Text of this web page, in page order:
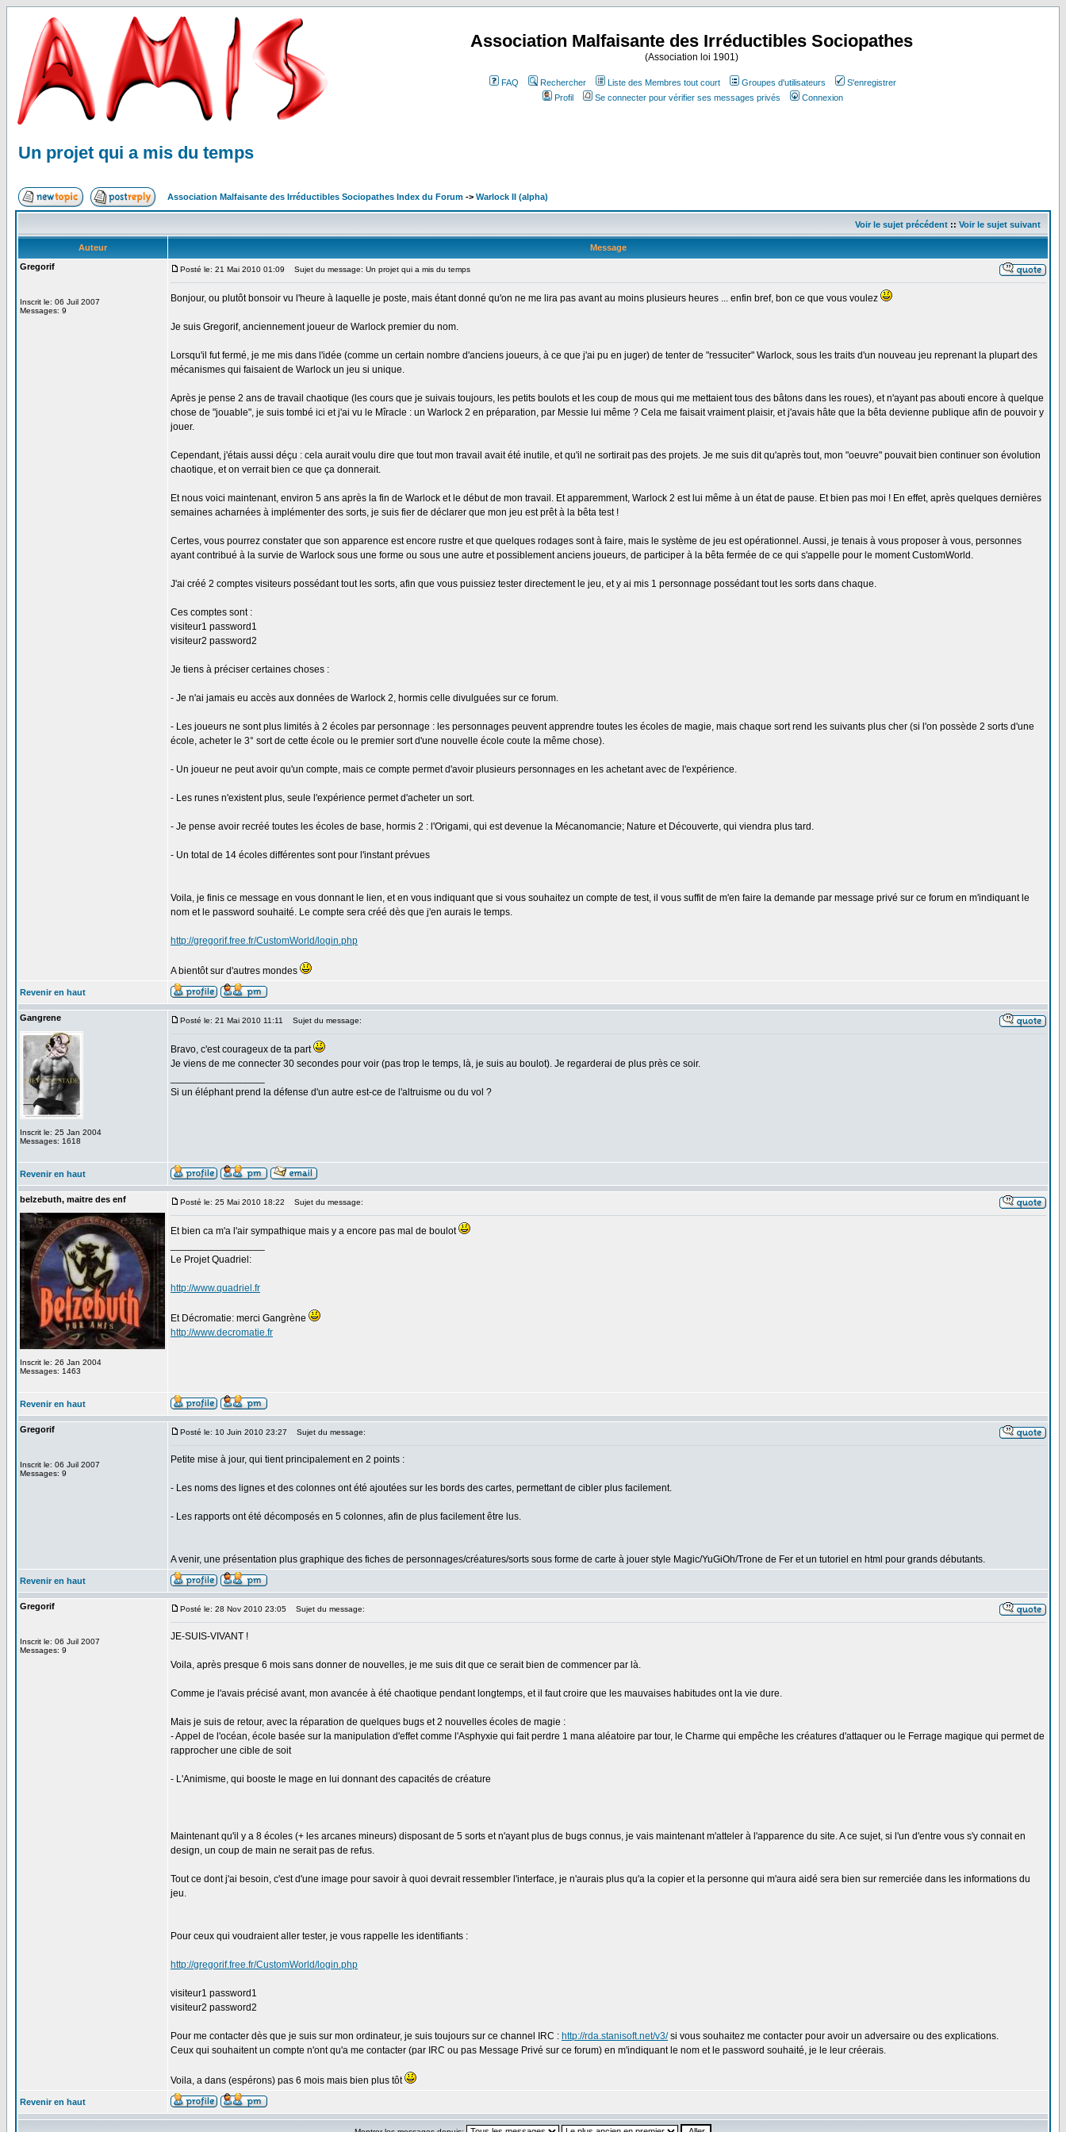
Association Malfaisante des Irréductibles Sociopathes
(Association loi 1901)
FAQ Rechercher Liste des Membres tout court Groupes d'utilisateurs
S'enregistrer
Profil
Se connecter pour vérifier ses messages privés Connexion
Un projet qui a mis du temps
Association Malfaisante des Irréductibles Sociopathes Index du Forum -> Warlock II (alpha)
Voir le sujet précédent :: Voir le sujet suivant
Auteur
Message
Gregorif
Inscrit le: 06 Juil 2007
Messages: 9
Posté le: 21 Mai 2010 01:09 Sujet du message: Un projet qui a mis du temps
Bonjour, ou plutôt bonsoir vu l'heure à laquelle je poste, mais étant donné qu'on ne me lira pas avant au moins plusieurs heures ... enfin bref, bon ce que vous voulez
Je suis Gregorif, anciennement joueur de Warlock premier du nom.
Lorsqu'il fut fermé, je me mis dans l'idée (comme un certain nombre d'anciens joueurs, à ce que j'ai pu en juger) de tenter de "ressuciter" Warlock, sous les traits d'un nouveau jeu reprenant la plupart des
mécanismes qui faisaient de Warlock un jeu si unique.
Après je pense 2 ans de travail chaotique (les cours que je suivais toujours, les petits boulots et les coup de mous qui me mettaient tous des bâtons dans les roues), et n'ayant pas abouti encore à quelque
chose de "jouable", je suis tombé ici et j'ai vu le Mîracle : un Warlock 2 en préparation, par Messie lui même ? Cela me faisait vraiment plaisir, et j'avais hâte que la bêta devienne publique afin de pouvoir y
jouer.
Cependant, j'étais aussi déçu : cela aurait voulu dire que tout mon travail avait été inutile, et qu'il ne sortirait pas des projets. Je me suis dit qu'après tout, mon "oeuvre" pouvait bien continuer son évolution
chaotique, et on verrait bien ce que ça donnerait.
Et nous voici maintenant, environ 5 ans après la fin de Warlock et le début de mon travail. Et apparemment, Warlock 2 est lui même à un état de pause. Et bien pas moi ! En effet, après quelques dernières
semaines acharnées à implémenter des sorts, je suis fier de déclarer que mon jeu est prêt à la bêta test !
Certes, vous pourrez constater que son apparence est encore rustre et que quelques rodages sont à faire, mais le système de jeu est opérationnel. Aussi, je tenais à vous proposer à vous, personnes
ayant contribué à la survie de Warlock sous une forme ou sous une autre et possiblement anciens joueurs, de participer à la bêta fermée de ce qui s'appelle pour le moment CustomWorld.
J'ai créé 2 comptes visiteurs possédant tout les sorts, afin que vous puissiez tester directement le jeu, et y ai mis 1 personnage possédant tout les sorts dans chaque.
Ces comptes sont :
visiteur1 password1
visiteur2 password2
Je tiens à préciser certaines choses :
- Je n'ai jamais eu accès aux données de Warlock 2, hormis celle divulguées sur ce forum.
- Les joueurs ne sont plus limités à 2 écoles par personnage : les personnages peuvent apprendre toutes les écoles de magie, mais chaque sort rend les suivants plus cher (si l'on possède 2 sorts d'une
école, acheter le 3° sort de cette école ou le premier sort d'une nouvelle école coute la même chose).
- Un joueur ne peut avoir qu'un compte, mais ce compte permet d'avoir plusieurs personnages en les achetant avec de l'expérience.
- Les runes n'existent plus, seule l'expérience permet d'acheter un sort.
- Je pense avoir recréé toutes les écoles de base, hormis 2 : l'Origami, qui est devenue la Mécanomancie; Nature et Découverte, qui viendra plus tard.
- Un total de 14 écoles différentes sont pour l'instant prévues
Voila, je finis ce message en vous donnant le lien, et en vous indiquant que si vous souhaitez un compte de test, il vous suffit de m'en faire la demande par message privé sur ce forum en m'indiquant le
nom et le password souhaité. Le compte sera créé dès que j'en aurais le temps.
http://gregorif.free.fr/CustomWorld/login.php
A bientôt sur d'autres mondes
Revenir en haut
Gangrene
Inscrit le: 25 Jan 2004
Messages: 1618
Posté le: 21 Mai 2010 11:11 Sujet du message:
Bravo, c'est courageux de ta part
Je viens de me connecter 30 secondes pour voir (pas trop le temps, là, je suis au boulot). Je regarderai de plus près ce soir.
Si un éléphant prend la défense d'un autre est-ce de l'altruisme ou du vol ?
Revenir en haut
belzebuth, maitre des enf
Inscrit le: 26 Jan 2004
Messages: 1463
Posté le: 25 Mai 2010 18:22 Sujet du message:
Et bien ca m'a l'air sympathique mais y a encore pas mal de boulot
Le Projet Quadriel:
http://www.quadriel.fr
Et Décromatie: merci Gangrène
http://www.decromatie.fr
Revenir en haut
Gregorif
Inscrit le: 06 Juil 2007
Messages: 9
Posté le: 10 Juin 2010 23:27 Sujet du message:
Petite mise à jour, qui tient principalement en 2 points :
- Les noms des lignes et des colonnes ont été ajoutées sur les bords des cartes, permettant de cibler plus facilement.
- Les rapports ont été décomposés en 5 colonnes, afin de plus facilement être lus.
A venir, une présentation plus graphique des fiches de personnages/créatures/sorts sous forme de carte à jouer style Magic/YuGiOh/Trone de Fer et un tutoriel en html pour grands débutants.
Revenir en haut
Gregorif
Inscrit le: 06 Juil 2007
Messages: 9
Posté le: 28 Nov 2010 23:05 Sujet du message:
JE-SUIS-VIVANT !
Voila, après presque 6 mois sans donner de nouvelles, je me suis dit que ce serait bien de commencer par là.
Comme je l'avais précisé avant, mon avancée à été chaotique pendant longtemps, et il faut croire que les mauvaises habitudes ont la vie dure.
Mais je suis de retour, avec la réparation de quelques bugs et 2 nouvelles écoles de magie :
- Appel de l'océan, école basée sur la manipulation d'effet comme l'Asphyxie qui fait perdre 1 mana aléatoire par tour, le Charme qui empêche les créatures d'attaquer ou le Ferrage magique qui permet de
rapprocher une cible de soit
- L'Animisme, qui booste le mage en lui donnant des capacités de créature
Maintenant qu'il y a 8 écoles (+ les arcanes mineurs) disposant de 5 sorts et n'ayant plus de bugs connus, je vais maintenant m'atteler à l'apparence du site. A ce sujet, si l'un d'entre vous s'y connait en
design, un coup de main ne serait pas de refus.
Tout ce dont j'ai besoin, c'est d'une image pour savoir à quoi devrait ressembler l'interface, je n'aurais plus qu'a la copier et la personne qui m'aura aidé sera bien sur remerciée dans les informations du
jeu.
Pour ceux qui voudraient aller tester, je vous rappelle les identifiants :
http://gregorif.free.fr/CustomWorld/login.php
visiteur1 password1
visiteur2 password2
Pour me contacter dès que je suis sur mon ordinateur, je suis toujours sur ce channel IRC : http://rda.stanisoft.net/v3/si vous souhaitez me contacter pour avoir un adversaire ou des explications.
Ceux qui souhaitent un compte n'ont qu'a me contacter (par IRC ou pas Message Privé sur ce forum) en m'indiquant le nom et le password souhaité, je le leur créerais.
Voila, a dans (espérons) pas 6 mois mais bien plus tôt
Revenir en haut